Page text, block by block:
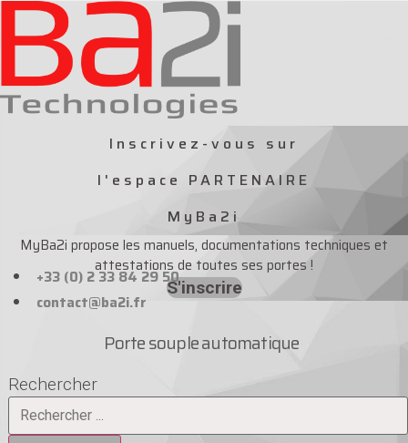
Aller
au
contenu
Inscrivez-vous sur
l'espace PARTENAIRE
MyBa2i
MyBa2i propose les manuels, documentations techniques et
attestations de toutes ses portes !
S'inscrire
+33 (0) 2 33 84 29 50
contact@ba2i.fr
Porte souple automatique
Rechercher